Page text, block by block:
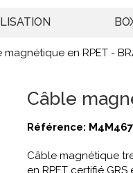
magnétique en RPET -
Câble
Référence:
Câble magnétique
en RPET certifié